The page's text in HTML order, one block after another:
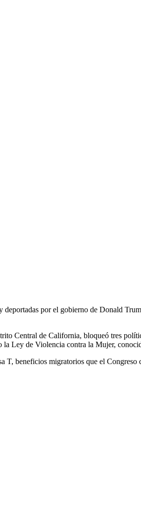
deportadas por el gobierno de Donald
Central de California, bloqueó tres
Ley de Violencia contra la Mujer,
beneficios migratorios que el